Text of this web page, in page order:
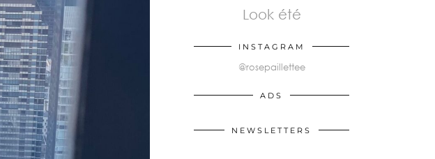
Look été
INSTAGRAM
@rosepaillettee
ADS
NEWSLETTERS